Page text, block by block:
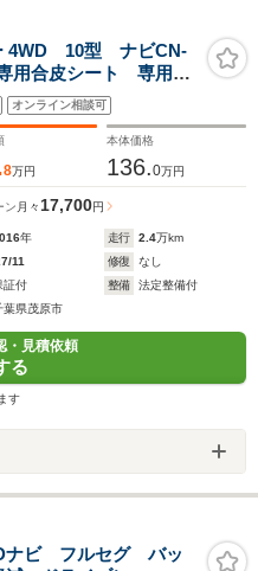
4WD 10型 ナビCN-
用合皮シート 専用
ター ステアリング
イヤ ウインカーミ
オンライン相談可
8万円
本体価格
136.0万円
ン 月々 17,700円
年 走行 2.4万km
11 修復
なし
証付 整備
法定整備付
葉県茂原市
・見積依頼
る
す
ナビ フルセグ バッ